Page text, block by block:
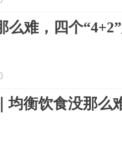
么难，四个
均衡饮食没那么